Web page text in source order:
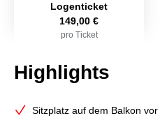
Logenticket
149,00 €
pro Ticket
Highlights
Sitzplatz auf dem Balkon